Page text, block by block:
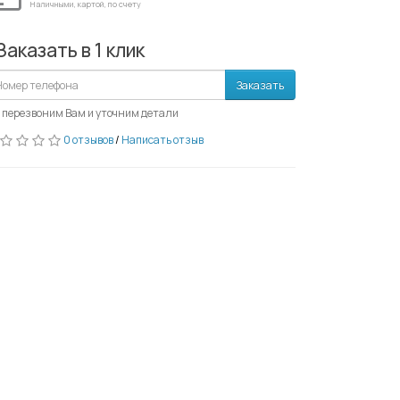
Наличными, картой, по счету
в 1 клик
Заказать
Вам и уточним детали
0 отзывов/ Написать отзыв